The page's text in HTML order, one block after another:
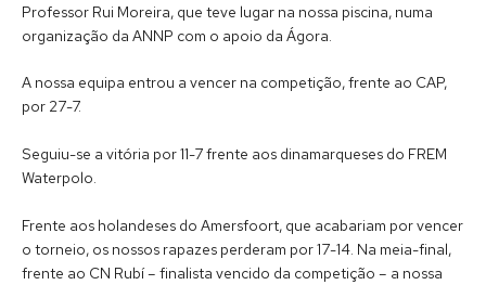
Professor Rui Moreira, que teve lugar na nossa piscina, numa
organização da ANNP com o apoio da Ágora.
A nossa equipa entrou a vencer na competição, frente ao CAP,
por 27-7.
Seguiu-se a vitória por 11-7 frente aos dinamarqueses do FREM
Waterpolo.
Frente aos holandeses do Amersfoort, que acabariam por vencer
o torneio, os nossos rapazes perderam por 17-14. Na meia-final,
frente ao CN Rubí – finalista vencido da competição – a nossa